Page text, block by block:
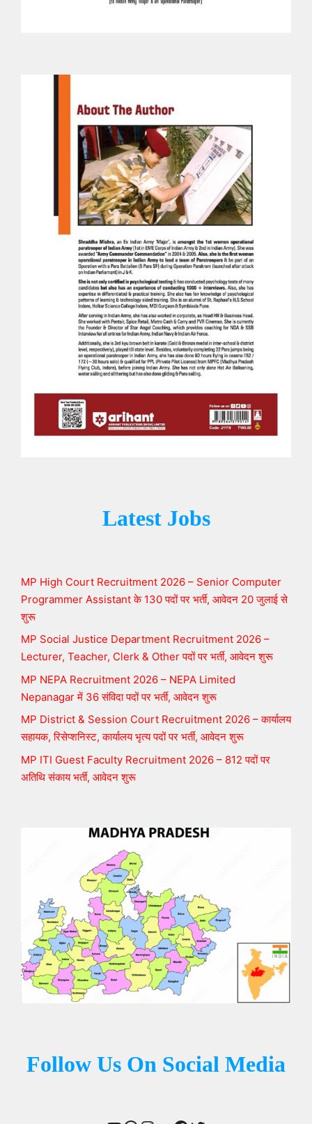
Latest Jobs
MP High Court Recruitment 2026 – Senior Computer
Programmer Assistant के 130 पदों पर भर्ती, आवेदन 20 जुलाई से
शुरू
MP Social Justice Department Recruitment 2026 –
Lecturer, Teacher, Clerk & Other पदों पर भर्ती, आवेदन शुरू
MP NEPA Recruitment 2026 – NEPA Limited
Nepanagar में 36 संविदा पदों पर भर्ती, आवेदन शुरू
MP District & Session Court Recruitment 2026 – कार्यालय
सहायक, रिसेप्शनिस्ट, कार्यालय भृत्य पदों पर भर्ती, आवेदन शुरू
MP ITI Guest Faculty Recruitment 2026 – 812 पदों पर
अतिथि संकाय भर्ती, आवेदन शुरू
Follow Us On Social Media